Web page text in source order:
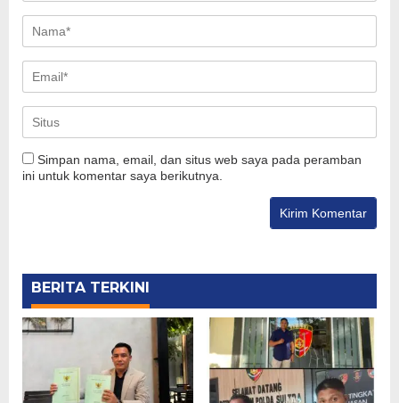
Simpan nama, email, dan situs web saya pada peramban
ini untuk komentar saya berikutnya.
BERITA TERKINI